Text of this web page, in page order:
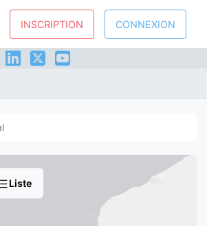
INSCRIPTION CONNEXION
Liste